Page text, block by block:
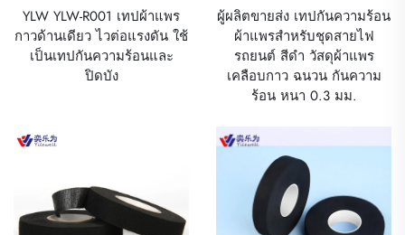
YLW YLW-R001 เทปผ้าแพร
กาวด้านเดียว ไวต่อแรงดัน ใช้
เป็นเทปกันความร้อนและ
ปิดบัง
ผู้ผลิตขายส่ง เทปกันความร้อน
ผ้าแพรสำหรับชุดสายไฟ
รถยนต์ สีดำ วัสดุผ้าแพร
เคลือบกาว ฉนวน กันความ
ร้อน หนา 0.3 มม.